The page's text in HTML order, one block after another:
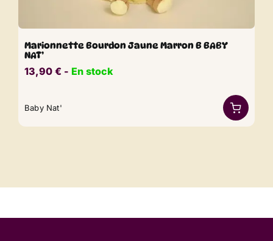
Marionnette Bourdon Jaune Marron B BABY
NAT’
13,90 € ​​ - En stock
Baby Nat'